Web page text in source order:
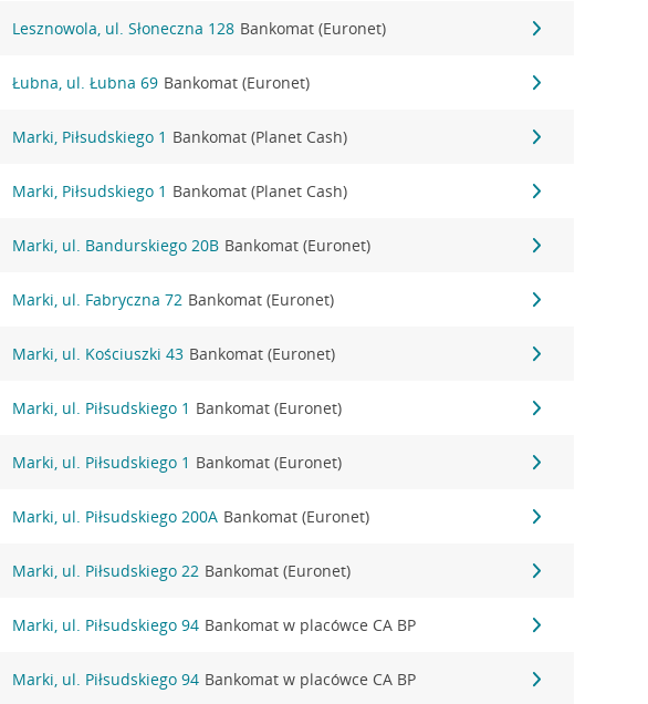
Lesznowola, ul. Słoneczna 128 Bankomat (Euronet)
Łubna, ul. Łubna 69 Bankomat (Euronet)
Marki, Piłsudskiego 1 Bankomat (Planet Cash)
Marki, Piłsudskiego 1 Bankomat (Planet Cash)
Marki, ul. Bandurskiego 20B Bankomat (Euronet)
Marki, ul. Fabryczna 72 Bankomat (Euronet)
Marki, ul. Kościuszki 43 Bankomat (Euronet)
Marki, ul. Piłsudskiego 1 Bankomat (Euronet)
Marki, ul. Piłsudskiego 1 Bankomat (Euronet)
Marki, ul. Piłsudskiego 200A Bankomat (Euronet)
Marki, ul. Piłsudskiego 22 Bankomat (Euronet)
Marki, ul. Piłsudskiego 94 Bankomat w placówce CA BP
Marki, ul. Piłsudskiego 94 Bankomat w placówce CA BP